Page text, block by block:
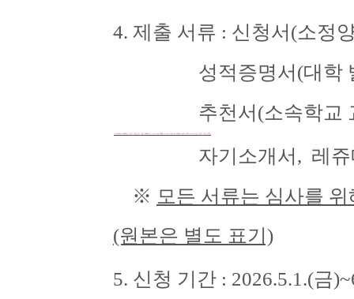
4. 제출 서류 : 신청서(소정
성적증명서(대학 발
추천서(소속학교
자기소개서, 레
※ 모든 서류는 심사를
(원본은 별도 표기)
5. 신청 기간 : 2026.5.1.(금